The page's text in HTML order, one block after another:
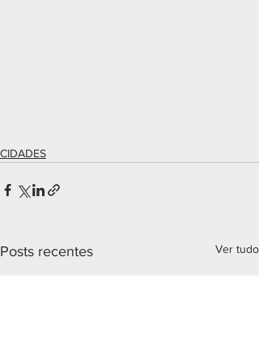
CIDADES
Posts recentes Ver tudo